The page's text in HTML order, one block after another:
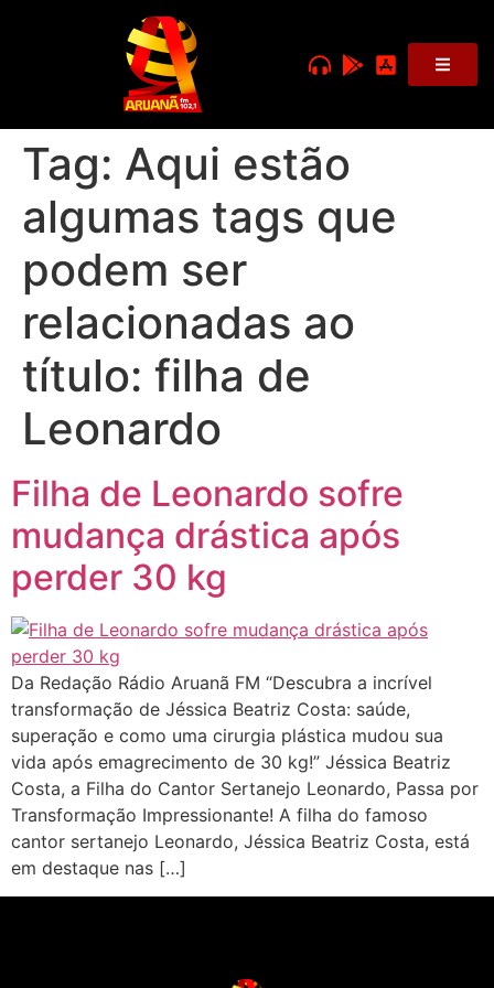
Tag: Aqui estão
algumas tags que
podem ser
relacionadas ao
título: filha de
Leonardo
Filha de Leonardo sofre
mudança drástica após
perder 30 kg
Da Redação Rádio Aruanã FM “Descubra a incrível
transformação de Jéssica Beatriz Costa: saúde,
superação e como uma cirurgia plástica mudou sua
vida após emagrecimento de 30 kg!” Jéssica Beatriz
Costa, a Filha do Cantor Sertanejo Leonardo, Passa por
Transformação Impressionante! A filha do famoso
cantor sertanejo Leonardo, Jéssica Beatriz Costa, está
em destaque nas […]